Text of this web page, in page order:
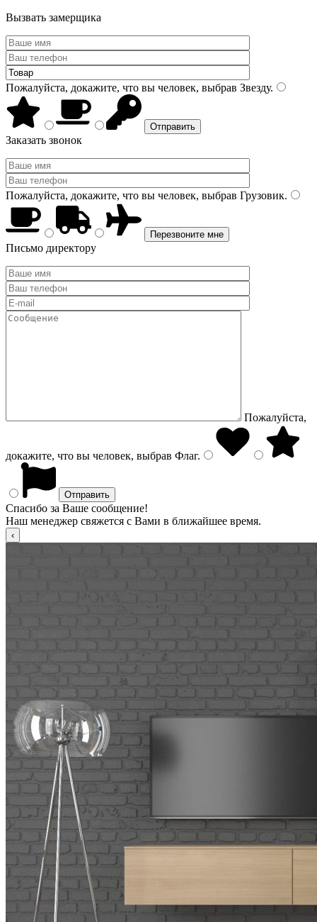
Вызвать замерщика
Пожалуйста, докажите, что вы человек, выбрав Звезду.
Заказать звонок
Пожалуйста, докажите, что вы человек, выбрав Грузовик.
Письмо директору
Пожалуйста,
докажите, что вы человек, выбрав Флаг.
Спасибо за Ваше сообщение!
Наш менеджер свяжется с Вами в ближайшее время.